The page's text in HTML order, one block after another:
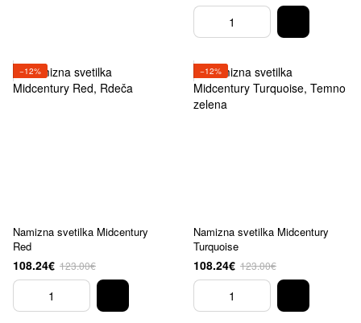
−12%
Namizna svetilka Midcentury
Red
108.24€ 123.00€
−12%
Namizna svetilka Midcentury
Turquoise
108.24€ 123.00€